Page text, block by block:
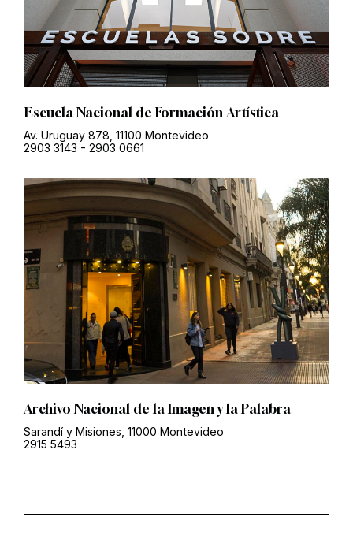
Escuela Nacional de Formación Artística
Av. Uruguay 878, 11100 Montevideo
2903 3143 - 2903 0661
Archivo Nacional de la Imagen y la Palabra
Sarandí y Misiones, 11000 Montevideo
2915 5493